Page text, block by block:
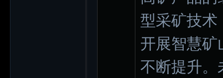
型采矿技术
开展智慧矿
不断提升。